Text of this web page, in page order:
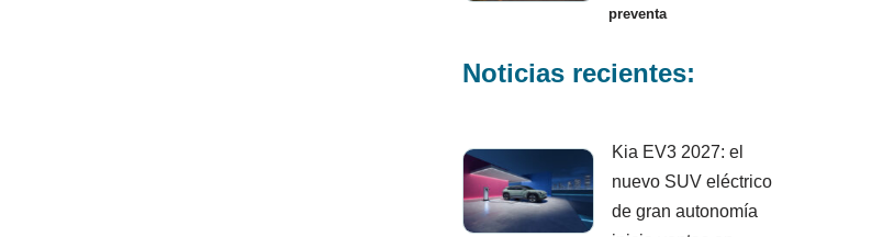
preventa
Noticias recientes:
Kia EV3 2027: el
nuevo SUV eléctrico
de gran autonomía